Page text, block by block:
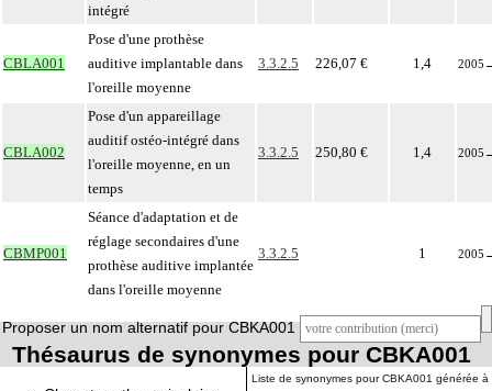
intégré
CBLA001
Pose d'une prothèse
auditive implantable dans
l'oreille moyenne
3.3.2.5 226,07 € 1,4 2005
CBLA002
Pose d'un appareillage
auditif ostéo-intégré dans
l'oreille moyenne, en un
temps
3.3.2.5 250,80 € 1,4 2005
CBMP001
Séance d'adaptation et de
réglage secondaires d'une
prothèse auditive implantée
dans l'oreille moyenne
3.3.2.5 1 2005
Proposer un nom alternatif pour CBKA001
Thésaurus de synonymes pour CBKA001
Liste de synonymes pour CBKA001 générée à